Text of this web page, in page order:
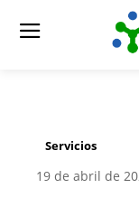
Servicios
19 de abril de